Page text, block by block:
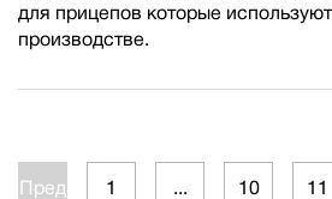
для прицепов которые
производстве.
Пред. 1 ... 10 11